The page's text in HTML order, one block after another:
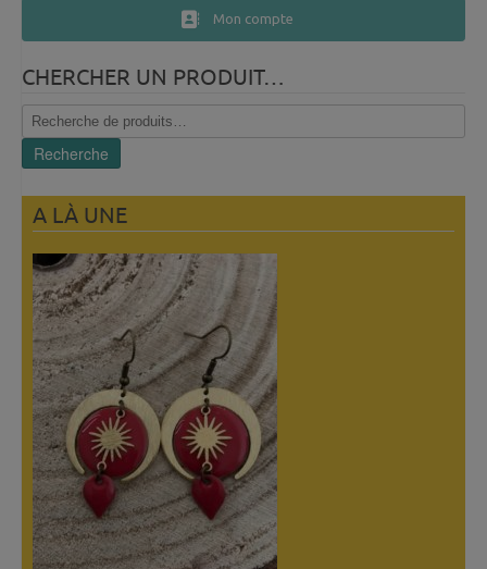
Mon compte
CHERCHER UN PRODUIT…
Recherche
pour :
Recherche
A LÀ UNE